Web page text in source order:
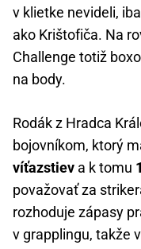
v klietke nevideli,
ako Krištofiča. Na
Challenge totiž
na body.
Rodák z Hradca
bojovníkom, ktorý
víťazstiev a k tomu
považovať za
rozhoduje zápasy
v grapplingu, takže